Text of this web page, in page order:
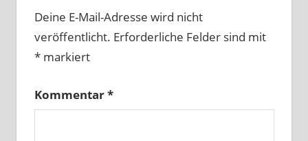
Deine E-Mail-Adresse wird nicht
veröffentlicht. Erforderliche Felder sind mit
*markiert
Kommentar*